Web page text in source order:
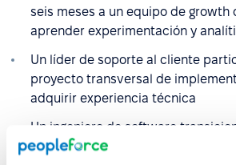
seis meses a un equipo de growth
aprender experimentación y
Un líder de soporte al cliente
proyecto transversal de
adquirir experiencia técnica
Un ingeniero de software
solutions architect sin una